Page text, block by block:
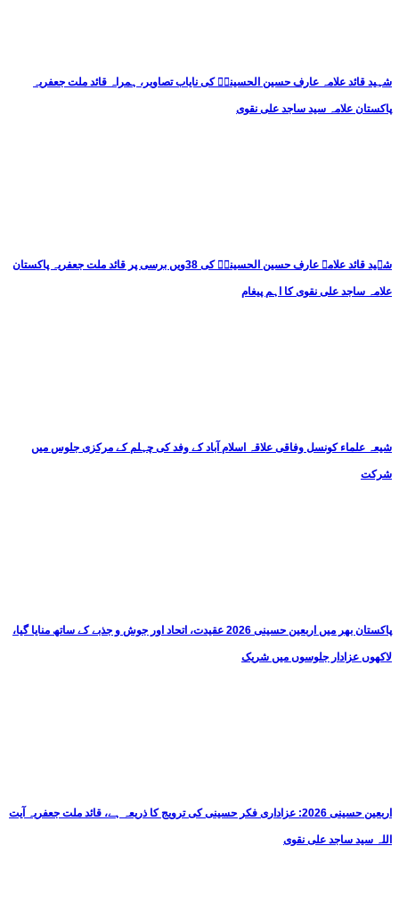
شہید قائد علامہ عارف حسین الحسینیؒ کی نایاب تصاویر، ہمراہ قائد ملت جعفریہ
پاکستان علامہ سید ساجد علی نقوی
شہید قائد علامہ عارف حسین الحسینیؒ کی 38ویں برسی پر قائد ملت جعفریہ پاکستان
علامہ ساجد علی نقوی کا اہم پیغام
شیعہ علماء کونسل وفاقی علاقہ اسلام آباد کے وفد کی چہلم کے مرکزی جلوس میں
شرکت
پاکستان بھر میں اربعین حسینی 2026 عقیدت، اتحاد اور جوش و جذبے کے ساتھ منایا گیا،
لاکھوں عزادار جلوسوں میں شریک
اربعین حسینی 2026: عزاداری فکر حسینی کی ترویج کا ذریعہ ہے، قائد ملت جعفریہ آیت
اللہ سید ساجد علی نقوی